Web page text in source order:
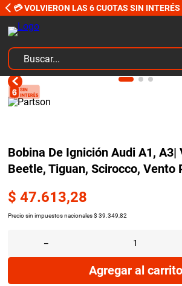
💳 VOLVIERON LAS 6 CUOTAS SIN
Buscar...
Bobina De Ignición Audi A1, A3|
Beetle, Tiguan, Scirocco, Vento
$ 47.613,28
Precio sin impuestos nacionales $ 39 349 82
－
Agregar al carrito
TÉRMINOS MÁS BUSCADOS
1.
kits
3.
bujias ngk
4.
honda civic
5
bora
6.
renault
8.
bmw